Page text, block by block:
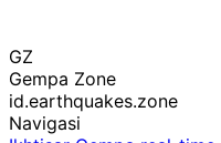
GZ
Gempa Zone
id.earthquakes.zone
Navigasi